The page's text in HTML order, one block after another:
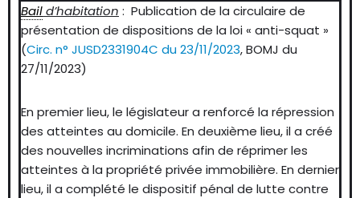
Baild’habitation : Publication de la circulaire de
présentation de dispositions de la loi « anti-squat »
(Circ. n° JUSD2331904C du 23/11/2023, BOMJ du
27/11/2023)
En premier lieu, le législateur a renforcé la répression
des atteintes au domicile. En deuxième lieu, il a créé
des nouvelles incriminations afin de réprimer les
atteintes à la propriété privée immobilière. En dernier
lieu, il a complété le dispositif pénal de lutte contre